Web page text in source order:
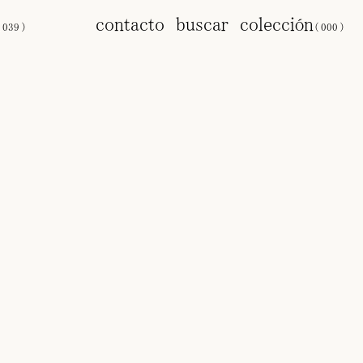
039 ) contacto buscar colección
( 000 )